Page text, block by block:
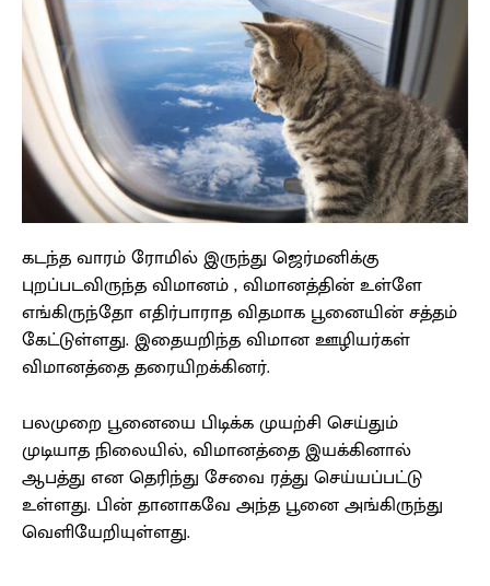
கடந்த வாரம் ரோமில் இருந்து ஜெர்மனிக்கு
புறப்படவிருந்த விமானம் , விமானத்தின் உள்ளே
எங்கிருந்தோ எதிர்பாராத விதமாக பூனையின் சத்தம்
கேட்டுள்ளது. இதையறிந்த விமான ஊழியர்கள்
விமானத்தை தரையிறக்கினர்.
பலமுறை பூனையை பிடிக்க முயற்சி செய்தும்
முடியாத நிலையில், விமானத்தை இயக்கினால்
ஆபத்து என தெரிந்து சேவை ரத்து செய்யப்பட்டு
உள்ளது. பின் தானாகவே அந்த பூனை அங்கிருந்து
வெளியேறியுள்ளது.